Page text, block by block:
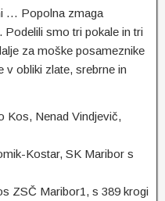
… Popolna zmaga
smo tri pokale in tri
za moške posameznike
v obliki zlate, srebrne in
Kos, Nenad Vindjevič,
Kostar, SK Maribor s
ZSČ Maribor1, s 389 krogi